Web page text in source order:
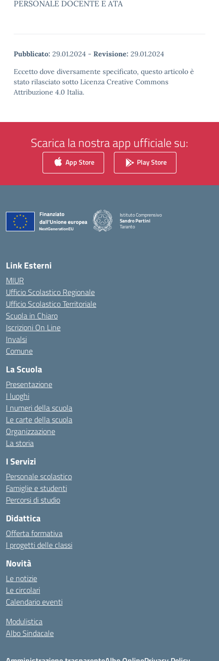
PERSONALE DOCENTE E ATA
Pubblicato: 29.01.2024 - Revisione: 29.01.2024
Eccetto dove diversamente specificato, questo articolo è
stato rilasciato sotto Licenza Creative Commons
Attribuzione 4.0 Italia.
Scarica la nostra app ufficiale su:
App Store Play Store
Istituto Comprensivo
Sandro Pertini
Taranto
Link Esterni
MIUR
Ufficio Scolastico Regionale
Ufficio Scolastico Territoriale
Scuola in Chiaro
Iscrizioni On Line
Invalsi
Comune
La Scuola
Presentazione
I luoghi
I numeri della scuola
Le carte della scuola
Organizzazione
La storia
I Servizi
Personale scolastico
Famiglie e studenti
Percorsi di studio
Didattica
Offerta formativa
I progetti delle classi
Novità
Le notizie
Le circolari
Calendario eventi
Modulistica
Albo Sindacale